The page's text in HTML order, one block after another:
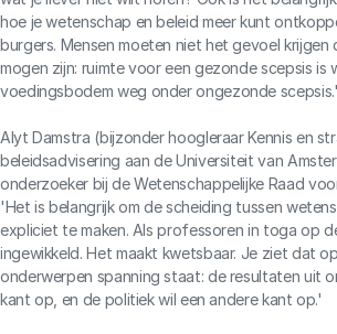
hoe je wetenschap en beleid meer kunt
burgers. Mensen moeten niet het gevoel krijgen
mogen zijn: ruimte voor een gezonde scepsis is
voedingsbodem weg onder ongezonde scepsis.'
Alyt Damstra (bijzonder hoogleraar Kennis en
beleidsadvisering aan de Universiteit van
onderzoeker bij de Wetenschappelijke Raad
'Het is belangrijk om de scheiding tussen
expliciet te maken. Als professoren in toga op
ingewikkeld. Het maakt kwetsbaar. Je ziet dat
onderwerpen spanning staat: de resultaten uit
kant op, en de politiek wil een andere kant op.'